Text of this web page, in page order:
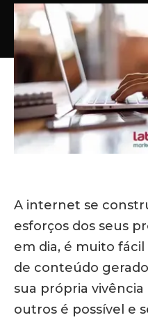
A internet se
esforços dos seus
em dia, é muito
de conteúdo
sua própria
outros é possível e